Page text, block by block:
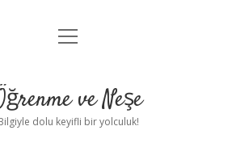
Anasayfa
Yasal Uyarı
menüyü
ve Neşe
dolu keyifli bir yolculuk!